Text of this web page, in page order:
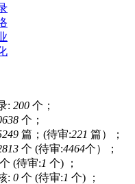
: 200 个；
个；
篇；(待审:221 篇）；
个 (待审:4464个）；
个 (待审:1 个) ；
: 0 个 (待审:1 个) ；